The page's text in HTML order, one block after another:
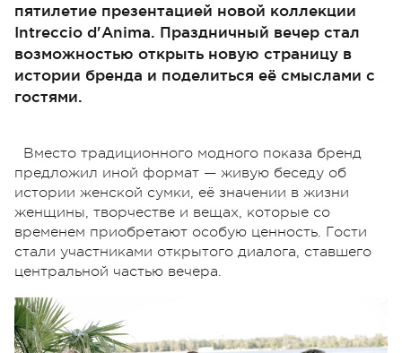
пятилетие презентацией новой коллекции
Intreccio d'Anima. Праздничный вечер стал
возможностью открыть новую страницу в
истории бренда и поделиться её смыслами с
гостями.
Вместо традиционного модного показа бренд
предложил иной формат — живую беседу об
истории женской сумки, её значении в жизни
женщины, творчестве и вещах, которые со
временем приобретают особую ценность. Гости
стали участниками открытого диалога, ставшего
центральной частью вечера.